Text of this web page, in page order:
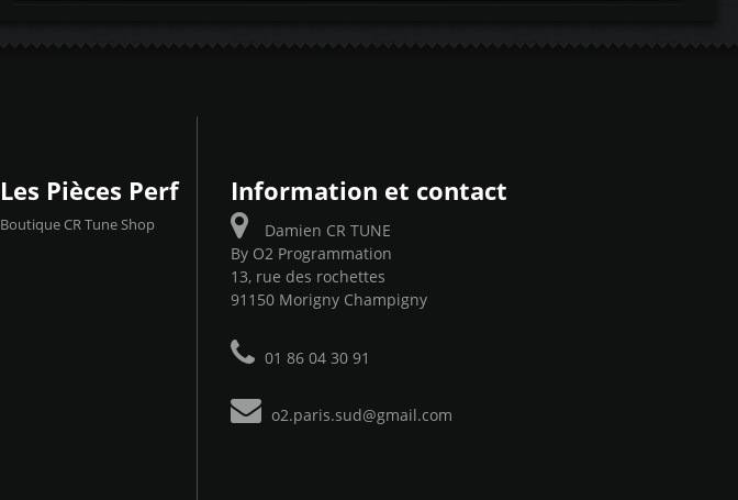
Les Pièces Perf
Boutique CR Tune Shop
Information et contact
Damien CR TUNE
By O2 Programmation
13, rue des rochettes
91150 Morigny Champigny
01 86 04 30 91
o2.paris.sud@gmail.com